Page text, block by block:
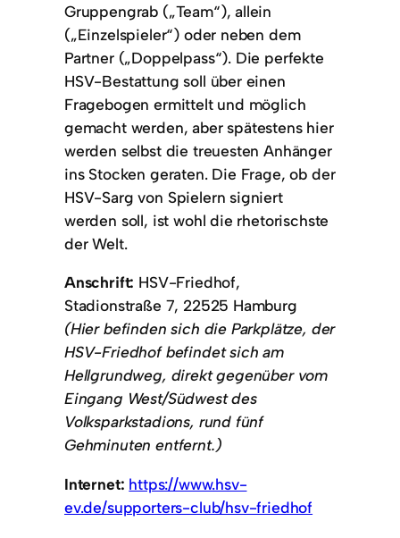
Gruppengrab („Team“), allein
(„Einzelspieler“) oder neben dem
Partner („Doppelpass“). Die perfekte
HSV-Bestattung soll über einen
Fragebogen ermittelt und möglich
gemacht werden, aber spätestens hier
werden selbst die treuesten Anhänger
ins Stocken geraten. Die Frage, ob der
HSV-Sarg von Spielern signiert
werden soll, ist wohl die rhetorischste
der Welt.
Anschrift: HSV-Friedhof,
Stadionstraße 7, 22525 Hamburg
(Hier befinden sich die Parkplätze, der
HSV-Friedhof befindet sich am
Hellgrundweg, direkt gegenüber vom
Eingang West/Südwest des
Volksparkstadions, rund fünf
Gehminuten entfernt.)
Internet: https://www.hsv-
ev.de/supporters-club/hsv-friedhof